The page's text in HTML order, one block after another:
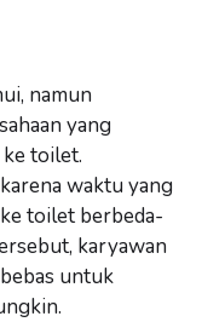
namun
yang
toilet.
waktu yang
toilet berbeda-
karyawan
untuk